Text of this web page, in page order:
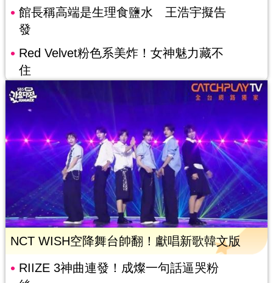
館長稱高端是生理食鹽水 王浩宇擬告
發
Red Velvet粉色系美炸！女神魅力藏不
住
NCT WISH空降舞台帥翻！獻唱新歌韓文版
RIIZE 3神曲連發！成燦一句話逼哭粉